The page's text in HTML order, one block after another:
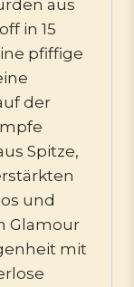
aus
in 15
pfiffige
der
Spitze,
und
Glamour
mit